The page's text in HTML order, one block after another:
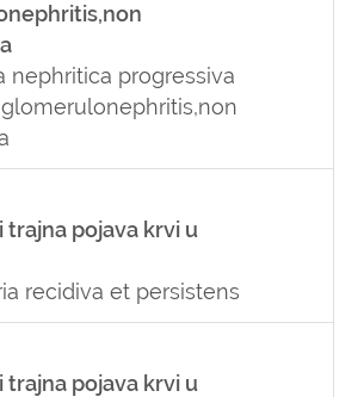
nephritica progressiva
trajna pojava krvi u
recidiva et persistens
trajna pojava krvi u